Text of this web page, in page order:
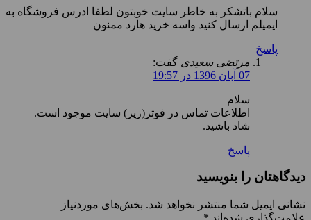
سلام باتشکر به خاطر سایت خوبتون لطفا ادرس فروشگاه به
ایمیلم ارسال کنید واسه خرید هارد ممنون
پاسخ
مرتضی سعیدی گفت:
07 آبان 1396 در 19:57
سلام
اطلاعات تماس در فوتر(زیر) سایت موجود است.
شاد باشید.
پاسخ
دیدگاهتان را بنویسید
نشانی ایمیل شما منتشر نخواهد شد. بخش‌های موردنیاز